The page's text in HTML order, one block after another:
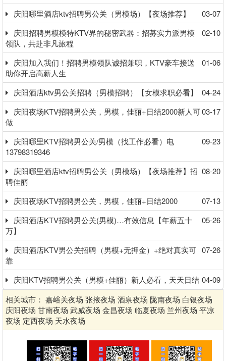
03-07
庆阳哪里酒店ktv招聘男公关（男模场）【夜场推荐】
02-10
庆阳招聘男模模特KTV界的秘密武器：招募实力派男模
领队，共赴非凡旅程
01-06
庆阳加入我们！招聘男模领队诚招兼职，KTV豪车接送
助你开启高薪人生
04-24
庆阳酒店ktv男公关招聘（男模招聘）【女模求职必看】
03-17
庆阳夜场KTV招聘男公关，男模，佳丽+日结2000新人可
做
09-23
庆阳哪里KTV招聘男公关/男模（找工作必看）电
13798319346
08-20
庆阳哪里酒店ktv招聘男公关（男模场）【夜场推荐】招
聘佳丽
07-13
庆阳夜场KTV招聘男公关，男模，佳丽+日结2000
05-26
庆阳酒店KTV招聘男公关(男模)…有效信息【年薪五十
万】
07-26
庆阳酒店KTV男公关招聘（男模+无押金）+绝对真实可
靠
04-09
庆阳KTV招聘男公关（男模+佳丽）新人必看，天天日结
相关城市： 嘉峪关夜场 张掖夜场 酒泉夜场 陇南夜场 白银夜场
庆阳夜场 甘南夜场 武威夜场 金昌夜场 临夏夜场 兰州夜场 平凉
夜场 定西夜场 天水夜场